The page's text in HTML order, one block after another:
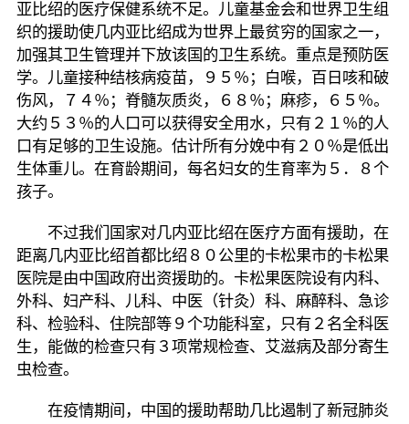
亚比绍的医疗保健系统不足。儿童基金会和世界卫生组
织的援助使几内亚比绍成为世界上最贫穷的国家之一，
加强其卫生管理并下放该国的卫生系统。重点是预防医
学。儿童接种结核病疫苗，９５％；白喉，百日咳和破
伤风，７４％；脊髓灰质炎，６８％；麻疹，６５％。
大约５３％的人口可以获得安全用水，只有２１％的人
口有足够的卫生设施。估计所有分娩中有２０％是低出
生体重儿。在育龄期间，每名妇女的生育率为５．８个
孩子。
不过我们国家对几内亚比绍在医疗方面有援助，在
距离几内亚比绍首都比绍８０公里的卡松果市的卡松果
医院是由中国政府出资援助的。卡松果医院设有内科、
外科、妇产科、儿科、中医（针灸）科、麻醉科、急诊
科、检验科、住院部等９个功能科室，只有２名全科医
生，能做的检查只有３项常规检查、艾滋病及部分寄生
虫检查。
在疫情期间，中国的援助帮助几比遏制了新冠肺炎